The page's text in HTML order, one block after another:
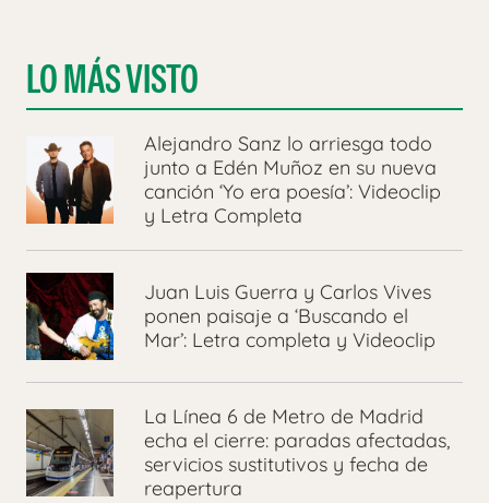
LO MÁS VISTO
Alejandro Sanz lo arriesga todo
junto a Edén Muñoz en su nueva
canción ‘Yo era poesía’: Videoclip
y Letra Completa
Juan Luis Guerra y Carlos Vives
ponen paisaje a ‘Buscando el
Mar’: Letra completa y Videoclip
La Línea 6 de Metro de Madrid
echa el cierre: paradas afectadas,
servicios sustitutivos y fecha de
reapertura